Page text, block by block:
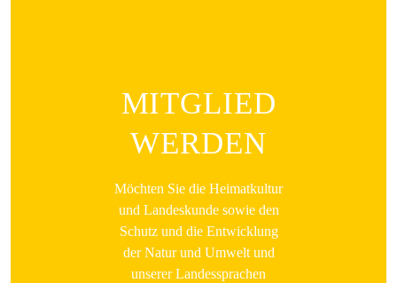
MITGLIED
WERDEN
Möchten Sie die Heimatkultur
und Landeskunde sowie den
Schutz und die Entwicklung
der Natur und Umwelt und
unserer Landessprachen